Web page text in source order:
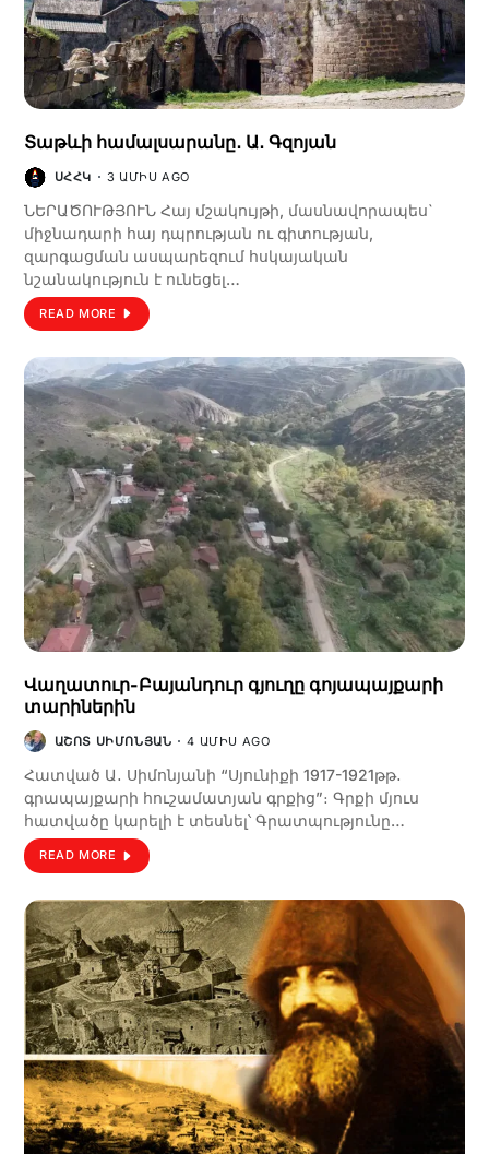
Տաթևի համալսարանը․ Ա․ Գզոյան
ՍՀՀԿ 3 ԱՄԻՍ AGO
ՆԵՐԱԾՈՒԹՅՈՒՆ Հայ մշակույթի, մասնավորապես`
միջնադարի հայ դպրության ու գիտության,
զարգացման ասպարեզում հսկայական
նշանակություն է ունեցել…
READ MORE
Վաղատուր-Բայանդուր գյուղը գոյապայքարի
տարիներին
ԱՇՈՏ ՍԻՄՈՆՅԱՆ 4 ԱՄԻՍ AGO
Հատված Ա․ Սիմոնյանի “Սյունիքի 1917-1921թթ․
գրապայքարի հուշամատյան գրքից”։ Գրքի մյուս
հատվածը կարելի է տեսնել՝ Գրատպությունը…
READ MORE